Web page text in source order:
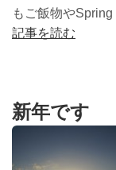
もご飯物や
記事を読む
新年です